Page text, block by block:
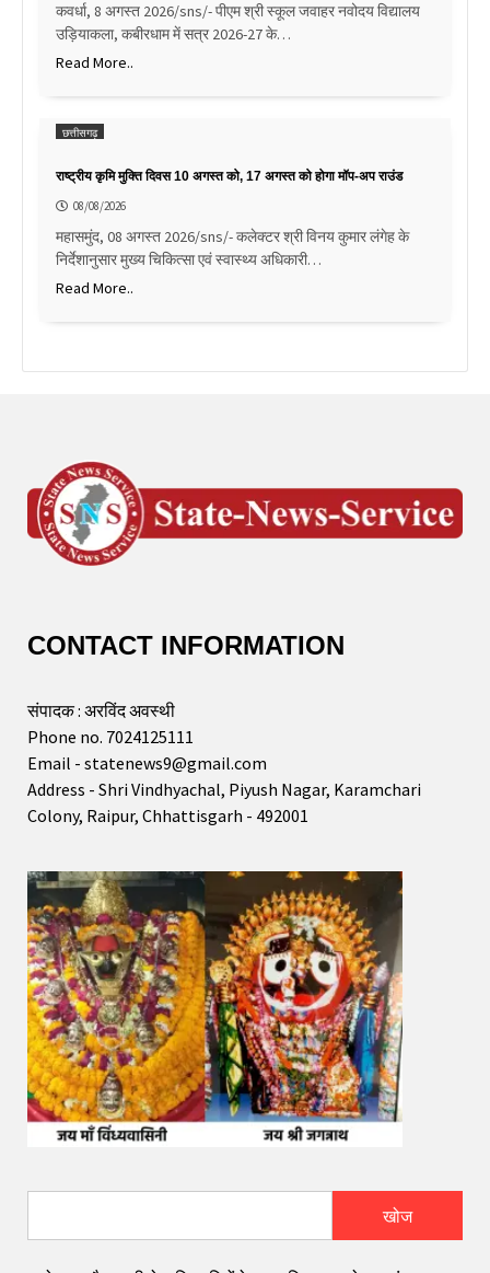
कवर्धा, 8 अगस्त 2026/sns/- पीएम श्री स्कूल जवाहर नवोदय विद्यालय
उड़ियाकला, कबीरधाम में सत्र 2026-27 के…
Read More..
छत्तीसगढ़
राष्ट्रीय कृमि मुक्ति दिवस 10 अगस्त को, 17 अगस्त को होगा मॉप-अप राउंड
08/08/2026
महासमुंद, 08 अगस्त 2026/sns/- कलेक्टर श्री विनय कुमार लंगेह के
निर्देशानुसार मुख्य चिकित्सा एवं स्वास्थ्य अधिकारी…
Read More..
CONTACT INFORMATION
संपादक : अरविंद अवस्थी
Phone no. 7024125111
Email - statenews9@gmail.com
Address - Shri Vindhyachal, Piyush Nagar, Karamchari
Colony, Raipur, Chhattisgarh - 492001
खोज